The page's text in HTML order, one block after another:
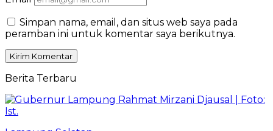
Simpan nama, email, dan situs web saya pada
peramban ini untuk komentar saya berikutnya.
Berita Terbaru